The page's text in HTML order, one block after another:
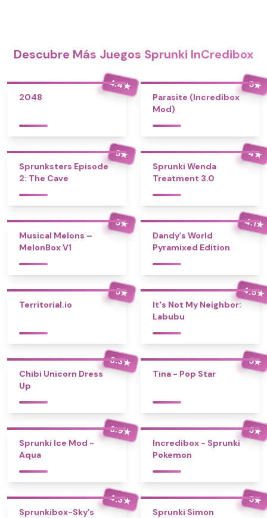
Descubre Más Juegos Sprunki InCredibox
4.4★
2048
5★
Parasite (Incredibox
Mod)
5★
Sprunksters Episode
2: The Cave
4★
Sprunki Wenda
Treatment 3.0
5★
Musical Melons –
MelonBox V1
4.1★
Dandy’s World
Pyramixed Edition
5★
Territorial.io
4.5★
It's Not My Neighbor:
Labubu
3.3★
Chibi Unicorn Dress
Up
5★
Tina - Pop Star
3.9★
Sprunki Ice Mod -
Aqua
5★
Incredibox - Sprunki
Pokemon
4.3★
Sprunkibox-Sky’s
5★
Sprunki Simon